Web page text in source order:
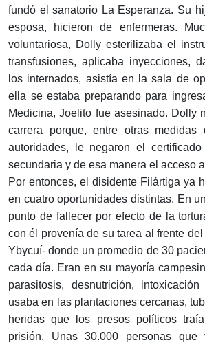
fundó el sanatorio La Esperanza. Su
esposa, hicieron de enfermeras.
voluntariosa, Dolly esterilizaba el
transfusiones, aplicaba inyecciones,
los internados, asistía en la sala de
ella se estaba preparando para
Medicina, Joelito fue asesinado. Dolly
carrera porque, entre otras medidas
autoridades, le negaron el
secundaria y de esa manera el acceso
Por entonces, el disidente Filártiga ya
en cuatro oportunidades distintas. En
punto de fallecer por efecto de la
con él provenía de su tarea al frente
Ybycuí- donde un promedio de 30
cada día. Eran en su mayoría
parasitosis, desnutrición,
usaba en las plantaciones cercanas,
heridas que los presos políticos
prisión. Unas 30.000 personas